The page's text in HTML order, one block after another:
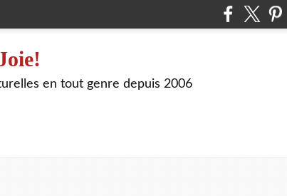
en tout genre depuis 2006